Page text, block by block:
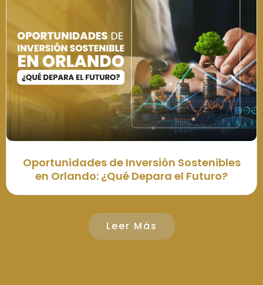
Oportunidades de Inversión Sostenibles
en Orlando: ¿Qué Depara el Futuro?
Leer Más